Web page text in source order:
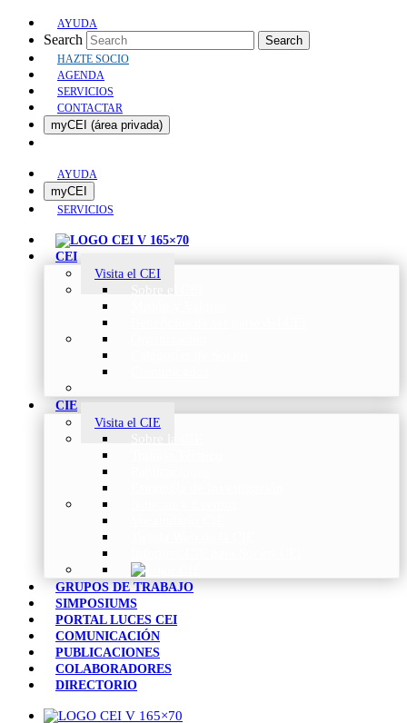
AYUDA
Search Search
HAZTE SOCIO
AGENDA
SERVICIOS
CONTACTAR
myCEI (área privada)
AYUDA
myCEI
SERVICIOS
CEI
Visita el CEI
CIE
Visita el CIE
GRUPOS DE TRABAJO
SIMPOSIUMS
PORTAL LUCES CEI
COMUNICACIÓN
PUBLICACIONES
COLABORADORES
DIRECTORIO